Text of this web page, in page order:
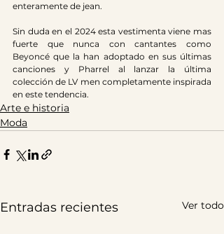
enteramente de jean.
Sin duda en el 2024 esta vestimenta viene mas
fuerte que nunca con cantantes como
Beyoncé que la han adoptado en sus últimas
canciones y Pharrel al lanzar la última
colección de LV men completamente inspirada
en este tendencia.
Arte e historia
Moda
Entradas recientes Ver todo